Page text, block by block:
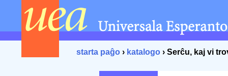
starta paĝo › katalogo › Serĉu, kaj vi